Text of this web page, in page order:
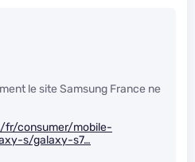
le site Samsung France ne
fr/consumer/mobile-
s/galaxy-s7…